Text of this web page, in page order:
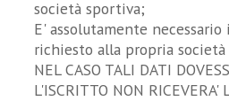
società sportiva;
E' assolutamente
richiesto alla propria
NEL CASO TALI DATI
L'ISCRITTO NON RICEVERA'